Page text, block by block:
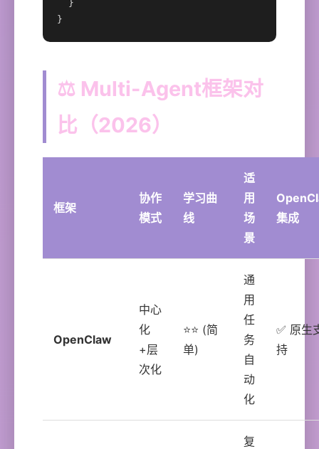
}
⚖️ Multi-Agent框架对
比（2026）
框架
协作
模式
学习曲
线
适
用
场
景
集成
OpenClaw
中心
化
+层
次化
⭐⭐ (简
单)
通
用
任
务
自
动
化
✅ 原生
持
复